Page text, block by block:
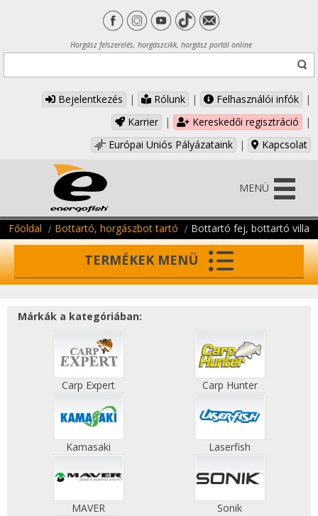
Horgász felszerelés, horgászcikk, horgász portál online
Bejelentkezés | Rólunk | Felhasználói infók
|
Karrier
| Kereskedői regisztráció
|
Európai Uniós Pályázataink
| Kapcsolat
MENÜ
Főoldal Bottartó, horgászbot tartó Bottartó fej, bottartó villa
TERMÉKEK MENÜ
Márkák a kategóriában:
Carp Expert Carp Hunter
Kamasaki Laserfish
MAVER Sonik